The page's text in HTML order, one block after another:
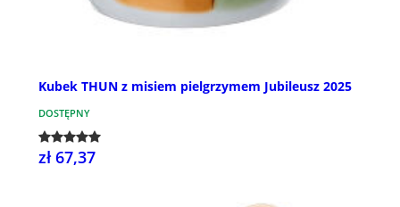
Kubek THUN z misiem pielgrzymem Jubileusz 2025
DOSTĘPNY
zł 67,37